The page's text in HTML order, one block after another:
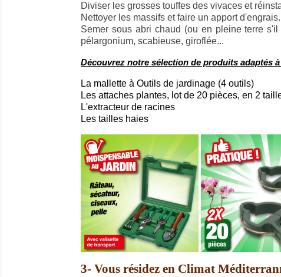
Diviser les grosses touffes des vivaces et
Nettoyer les massifs et faire un apport d'engrais.
Semer sous abri chaud (ou en pleine terre
pélargonium, scabieuse, giroflée...
Découvrez notre sélection de produits adaptés
La mallette à Outils de jardinage (4 outils)
Les attaches plantes, lot de 20 pièces, en 2
L'extracteur de racines
Les tailles haies
3- Vous résidez en Climat